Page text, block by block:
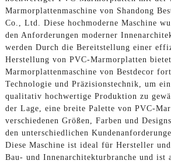
Marmorplattenmaschine von Shandong
Co., Ltd. Diese hochmoderne Maschine
den Anforderungen moderner
werden Durch die Bereitstellung einer
Herstellung von PVC-Marmorplatten
Marmorplattenmaschine von Bestdecor
Technologie und Präzisionstechnik, um
qualitativ hochwertige Produktion zu
der Lage, eine breite Palette von PVC-
verschiedenen Größen, Farben und
den unterschiedlichen
Diese Maschine ist ideal für Hersteller
Bau- und Innenarchitekturbranche und ist